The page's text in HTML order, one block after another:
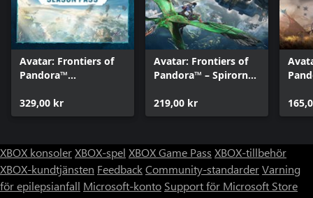
Avatar: Frontiers of
Pandora™
329,00 kr
Avatar: Frontiers of
Pandora™ – Spirornas
219,00 kr
XBOX konsolerXBOX-spel XBOX Game Pass XBOX-tillbehör
XBOX-kundtjänsten FeedbackCommunity-standarderVarning
för epilepsianfall Microsoft-konto Support för Microsoft Store